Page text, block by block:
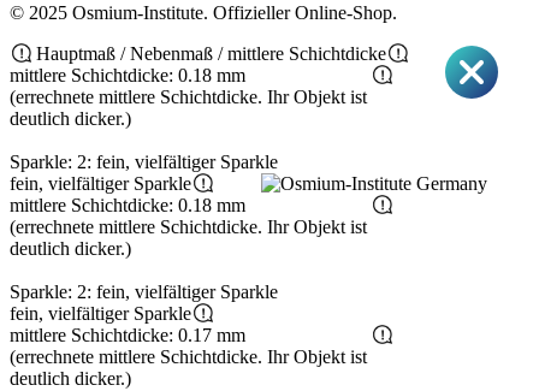
© 2025 Osmium-Institute. Offizieller Online-Shop.
Hauptmaß / Nebenmaß / mittlere Schichtdicke
mittlere Schichtdicke: 0.18 mm
(errechnete mittlere Schichtdicke. Ihr Objekt ist
deutlich dicker.)
Sparkle: 2: fein, vielfältiger Sparkle
fein, vielfältiger Sparkle
mittlere Schichtdicke: 0.18 mm
(errechnete mittlere Schichtdicke. Ihr Objekt ist
deutlich dicker.)
Sparkle: 2: fein, vielfältiger Sparkle
fein, vielfältiger Sparkle
mittlere Schichtdicke: 0.17 mm
(errechnete mittlere Schichtdicke. Ihr Objekt ist
deutlich dicker.)